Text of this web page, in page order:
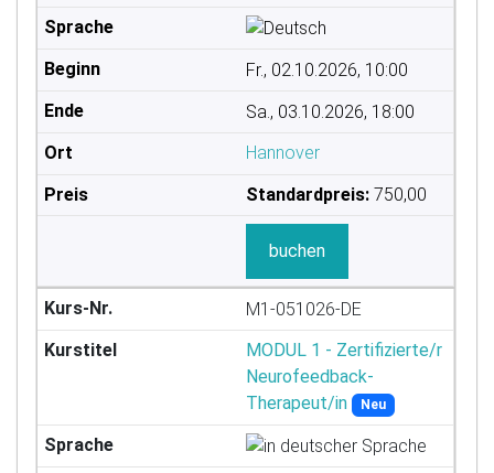
Fr., 02.10.2026, 10:00
Sa., 03.10.2026, 18:00
Hannover
Standardpreis: 750,00
buchen
M1-051026-DE
MODUL 1 - Zertifizierte/r
Neurofeedback-
Therapeut/in
Neu